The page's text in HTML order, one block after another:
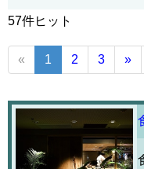
57件ヒット
« 1 2 3 »